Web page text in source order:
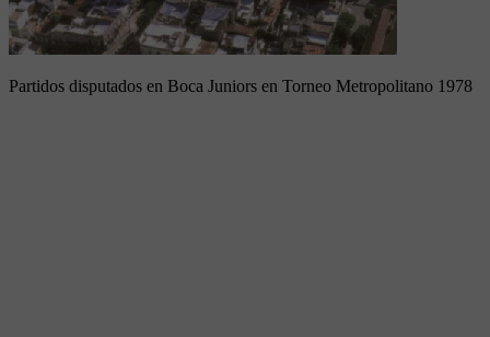
Partidos disputados en Boca Juniors en Torneo Metropolitano 1978